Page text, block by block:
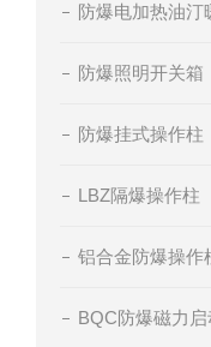
防爆电加热油汀
防爆照明开关箱
防爆挂式操作柱
LBZ隔爆操作柱
铝合金防爆操作
BQC防爆磁力启